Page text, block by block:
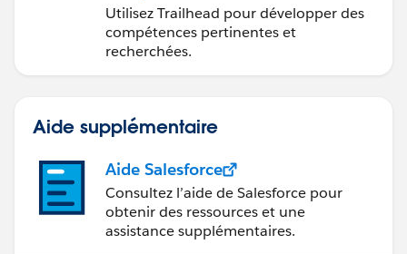
avec Trailhead
Utilisez Trailhead pour développer des
compétences pertinentes et
recherchées.
Aide supplémentaire
Aide Salesforce
Consultez l’aide de Salesforce pour
obtenir des ressources et une
assistance supplémentaires.